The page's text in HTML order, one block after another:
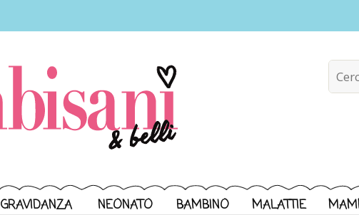
GRAVIDANZA NEONATO BAMBINO MALATTIE